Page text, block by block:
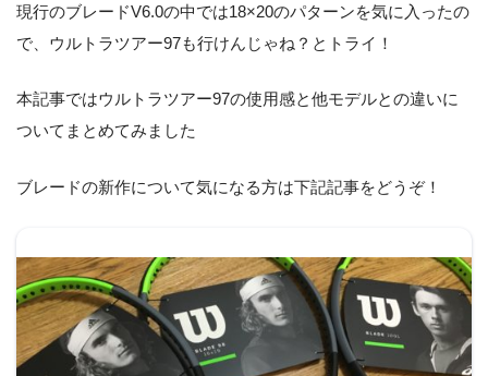
現行のブレードV6.0の中では18×20のパターンを気に入ったの
で、ウルトラツアー97も行けんじゃね？とトライ！
本記事ではウルトラツアー97の使用感と他モデルとの違いに
ついてまとめてみました
ブレードの新作について気になる方は下記記事をどうぞ！